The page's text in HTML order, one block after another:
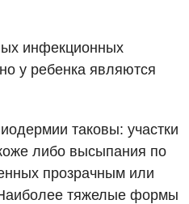
инфекционных
у ребенка являются
таковы: участки
либо высыпания по
прозрачным или
тяжелые формы